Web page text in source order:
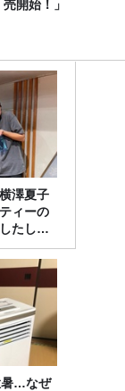
売開始！」
ィーの
たし
暑…なぜ